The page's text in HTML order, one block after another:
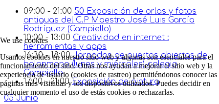
09:00 - 21:00 50 Exposición de orlas y fotos
antiguas del C.P Maestro José Luis García
Rodríguez (Campiello)
10:00 - 13:00 Creatividad en internet :
herramientas y apps
16:30 - 18:00Jornadas de puertas abiertas de
balonmano (lunes y miércoles)-colegio
Campiello
17:00 - 21:00Exposición de pintura
05 Junio
We use cookies
Usamos cookies en nuestro sitio web y algunas son esenciales para el
funcionamiento del sitio. Otras nos ayudan a mejorar el sitio web y la
experiencia de usuario (cookies de rastreo) permitiéndonos conocer las
páginas más visitadas y los dispositivos utilizados. Puedes decidir en
cualquier momento el uso de estás cookies o rechazarlas.